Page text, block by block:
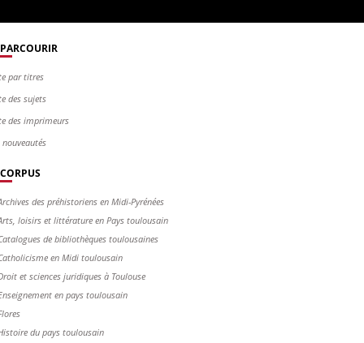
PARCOURIR
par titres
des sujets
des imprimeurs
nouveautés
CORPUS
des préhistoriens en Midi-Pyrénées
loisirs et littérature en Pays toulousain
de bibliothèques toulousaines
en Midi toulousain
et sciences juridiques à Toulouse
en pays toulousain
du pays toulousain